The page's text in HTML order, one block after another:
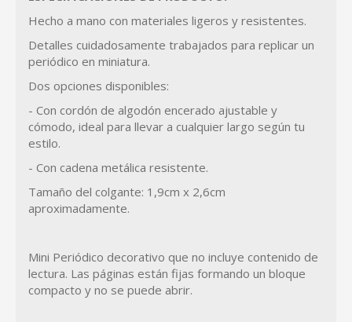
Hecho a mano con materiales ligeros y resistentes.
Detalles cuidadosamente trabajados para replicar un
periódico en miniatura.
Dos opciones disponibles:
- Con cordón de algodón encerado ajustable y
cómodo, ideal para llevar a cualquier largo según tu
estilo.
- Con cadena metálica resistente.
Tamaño del colgante: 1,9cm x 2,6cm
aproximadamente.
Mini Periódico decorativo que no incluye contenido de
lectura. Las páginas están fijas formando un bloque
compacto y no se puede abrir.